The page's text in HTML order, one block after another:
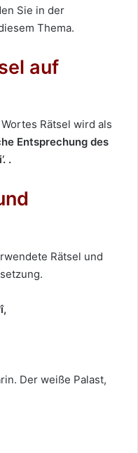
Sie in der
Thema.
auf
Rätsel wird als
Entsprechung des
.
Rätsel und
Der weiße Palast,